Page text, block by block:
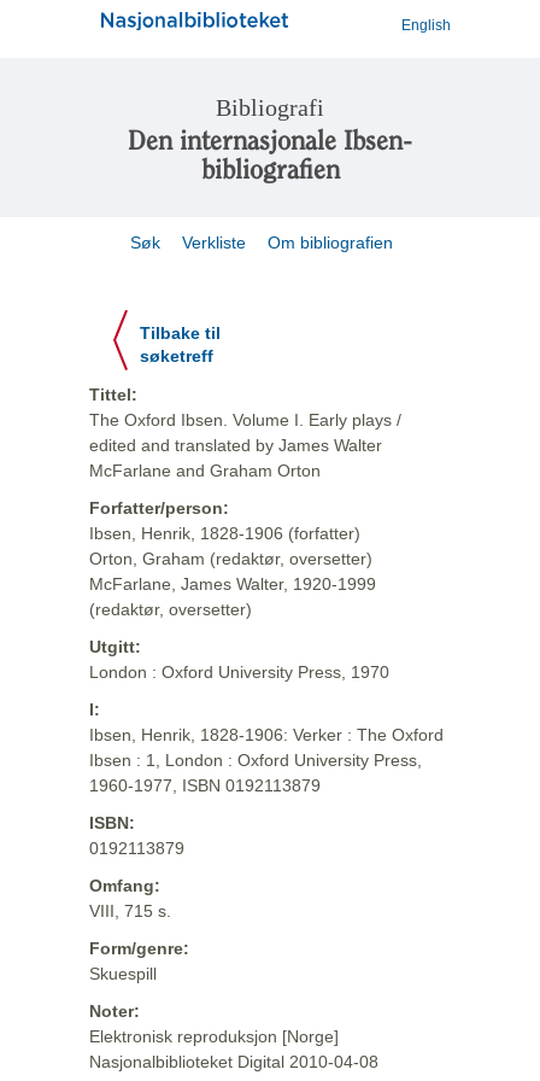
English
Bibliografi
Den internasjonale Ibsen-
bibliografien
Søk Verkliste Om bibliografien
Tilbake til
søketreff
Tittel:
The Oxford Ibsen. Volume I. Early plays /
edited and translated by James Walter
McFarlane and Graham Orton
Forfatter/person:
Ibsen, Henrik, 1828-1906 (forfatter)
Orton, Graham (redaktør, oversetter)
McFarlane, James Walter, 1920-1999
(redaktør, oversetter)
Utgitt:
London : Oxford University Press, 1970
I:
Ibsen, Henrik, 1828-1906: Verker : The Oxford
Ibsen : 1, London : Oxford University Press,
1960-1977, ISBN 0192113879
ISBN:
0192113879
Omfang:
VIII, 715 s.
Form/genre:
Skuespill
Noter:
Elektronisk reproduksjon [Norge]
Nasjonalbiblioteket Digital 2010-04-08